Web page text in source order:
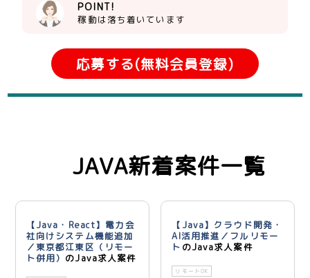
POINT!
稼動は落ち着いています
応募する(無料会員登録)
JAVA新着案件一覧
【Java・React】電力会
社向けシステム機能追加
／東京都江東区（リモー
ト併用） のJava求人案件
【Java】クラウド開発・
AI活用推進／フルリモー
ト のJava求人案件
リモートOK